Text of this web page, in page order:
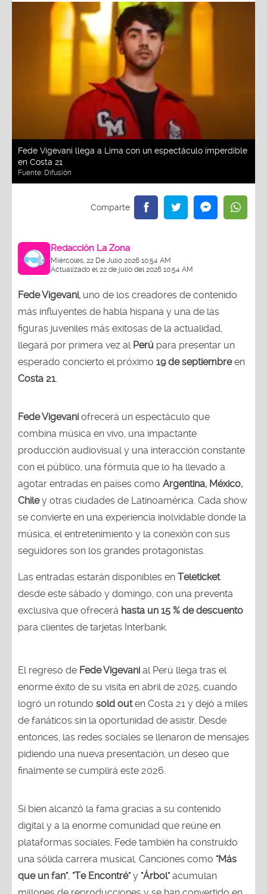
Fede Vigevani llega a Lima con un espectáculo imperdible
en Costa 21
Fuente: Difusión
Redacción La Zona
Miércoles, 22 De Julio 2026 10:54 AM
Actualizado el 22 de julio del 2026 10:54 AM
Fede Vigevani, uno de los creadores de contenido
más influyentes de habla hispana y una de las
figuras juveniles más exitosas de la actualidad,
llegará por primera vez al Perú para presentar un
esperado concierto el próximo 19 de septiembreen
Costa 21
Fede Vigevani ofrecerá un espectáculo que
combina música en vivo, una impactante
producción audiovisual y una interacción constante
con el público, una fórmula que lo ha llevado a
agotar entradas en países como Argentina, México,
Chiley otras ciudades de Latinoamérica. Cada show
se convierte en una experiencia inolvidable donde la
música, el entretenimiento y la conexión con sus
seguidores son los grandes protagonistas.
Las entradas estarán disponibles en Teleticket
desde este sábado y domingo, con una preventa
exclusiva que ofrecerá hasta un 15 % de descuento
para clientes de tarjetas Interbank.
El regreso de Fede Vigevani al Perú llega tras el
enorme éxito de su visita en abril de 2025, cuando
logró un rotundo sold outen Costa 21 y dejó a miles
de fanáticos sin la oportunidad de asistir. Desde
entonces, las redes sociales se llenaron de mensajes
pidiendo una nueva presentación, un deseo que
finalmente se cumplirá este 2026.
Si bien alcanzó la fama gracias a su contenido
digital y a la enorme comunidad que reúne en
plataformas sociales, Fede también ha construido
una sólida carrera musical. Canciones como "Más
que un fan", "Te Encontré"y "Árbol"acumulan